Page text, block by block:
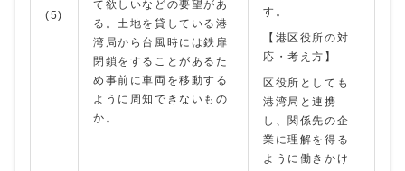
(5)
て欲しいなどの要望があ
る。土地を貸している港
湾局から台風時には鉄扉
閉鎖をすることがあるた
め事前に車両を移動する
ように周知できないもの
か。
す。
【港区役所の対
応・考え方】
区役所としても
港湾局と連携
し、関係先の企
業に理解を得る
ように働きかけ